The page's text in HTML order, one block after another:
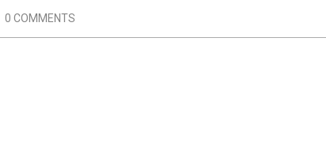
0 COMMENTS